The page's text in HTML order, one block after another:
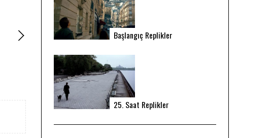
Başlangıç Replikler
25. Saat Replikler